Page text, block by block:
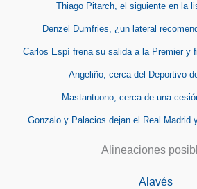
Thiago Pitarch, el siguiente en la
Denzel Dumfries, ¿un lateral
Carlos Espí frena su salida a la Premier y
Angeliño, cerca del Deportivo
Mastantuono, cerca de una
Gonzalo y Palacios dejan el Real Madrid
Alineaciones
Alavés